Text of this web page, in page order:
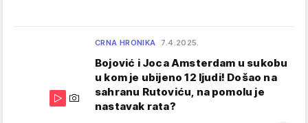
CRNA HRONIKA 7.4.2025.
Bojović i Joca Amsterdam u sukobu
u kom je ubijeno 12 ljudi! Došao na
sahranu Rutoviću, na pomolu je
nastavak rata?